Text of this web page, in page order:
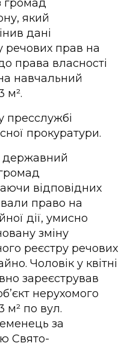
громад
який
дані
речових прав на
права власності
навчальний
м².
пресслужбі
прокуратури.
державний
відповідних
право на
дії, умисно
зміну
реєстру речових
Чоловік у квітні
зареєстрував
нерухомого
м² по вул.
за
Свято-